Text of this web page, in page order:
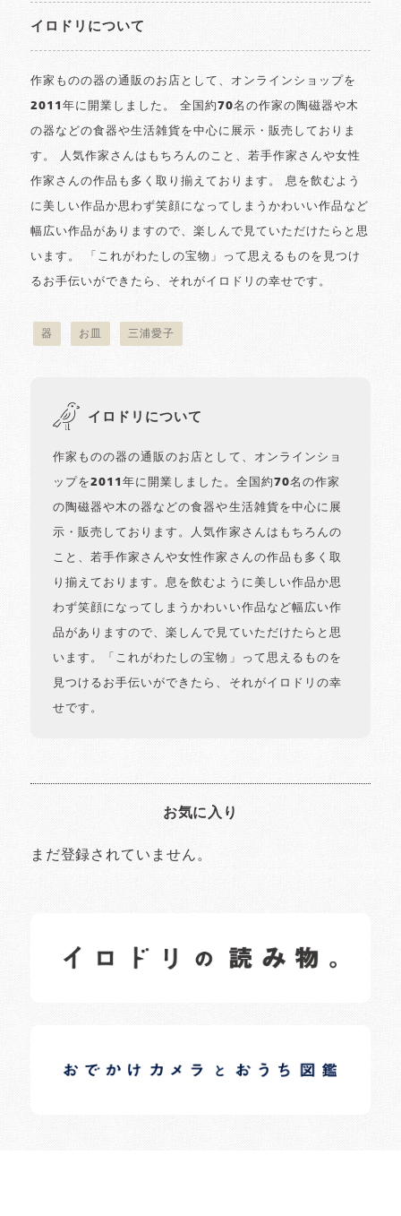
イロドリについて
作家ものの器の通販のお店として、オンラインショップを
2011年に開業しました。 全国約70名の作家の陶磁器や木
の器などの食器や生活雑貨を中心に展示・販売しておりま
す。 人気作家さんはもちろんのこと、若手作家さんや女性
作家さんの作品も多く取り揃えております。 息を飲むよう
に美しい作品か思わず笑顔になってしまうかわいい作品など
幅広い作品がありますので、楽しんで見ていただけたらと思
います。 「これがわたしの宝物」って思えるものを見つけ
るお手伝いができたら、それがイロドリの幸せです。
器 お皿 三浦愛子
イロドリについて
作家ものの器の通販のお店として、オンラインショ
ップを2011年に開業しました。全国約70名の作家
の陶磁器や木の器などの食器や生活雑貨を中心に展
示・販売しております。人気作家さんはもちろんの
こと、若手作家さんや女性作家さんの作品も多く取
り揃えております。息を飲むように美しい作品か思
わず笑顔になってしまうかわいい作品など幅広い作
品がありますので、楽しんで見ていただけたらと思
います。「これがわたしの宝物」って思えるものを
見つけるお手伝いができたら、それがイロドリの幸
せです。
お気に入り
まだ登録されていません。
日常の様子など随時更新中です。
日常の様子など随時更新中です。